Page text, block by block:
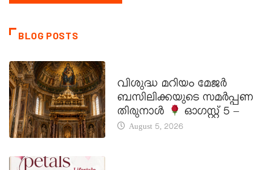
BLOG POSTS
വിശുദ്ധ മറിയം മേജർ
ബസിലിക്കയുടെ സമർപ്പണ
തിരുനാൾ
ഓഗസ്റ്റ് 5 –
August 5, 2026